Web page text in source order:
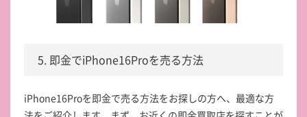
5. 即金でiPhone16Proを売る方法
iPhone16Proを即金で売る方法をお探しの方へ、最適な方